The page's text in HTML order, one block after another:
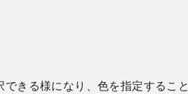
きる様になり、色を指定すること